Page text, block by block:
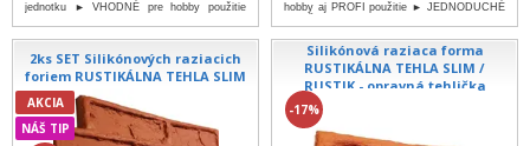
jednotku ► VHODNÉ pre hobby použitie
hobby aj PROFI použitie ► JEDNODUCHÉ
2ks SET Silikónových raziacich
foriem RUSTIKÁLNA TEHLA SLIM
AKCIA
NÁŠ TIP
Silikónová raziaca forma
RUSTIKÁLNA TEHLA SLIM /
RUSTIK - opravná tehlička
-17%